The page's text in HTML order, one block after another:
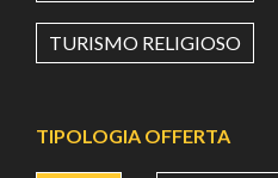
Value in decimal degrees. Use
TURISMO RELIGIOSO
TIPOLOGIA OFFERTA